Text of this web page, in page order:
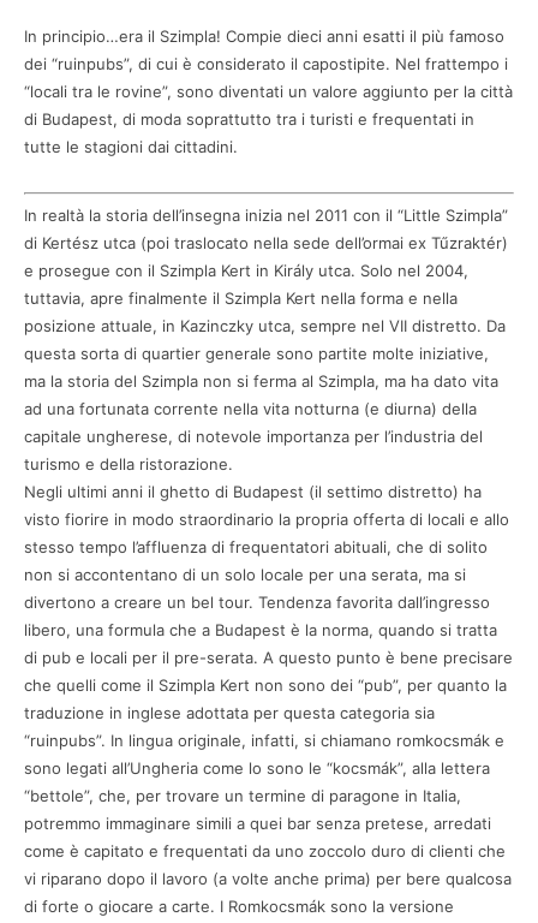
In principio…era il Szimpla! Compie dieci anni esatti il più famoso
dei “ruinpubs”, di cui è considerato il capostipite. Nel frattempo i
“locali tra le rovine”, sono diventati un valore aggiunto per la città
di Budapest, di moda soprattutto tra i turisti e frequentati in
tutte le stagioni dai cittadini.
In realtà la storia dell’insegna inizia nel 2011 con il “Little Szimpla”
di Kertész utca (poi traslocato nella sede dell’ormai ex Tűzraktér)
e prosegue con il Szimpla Kert in Király utca. Solo nel 2004,
tuttavia, apre finalmente il Szimpla Kert nella forma e nella
posizione attuale, in Kazinczky utca, sempre nel VII distretto. Da
questa sorta di quartier generale sono partite molte iniziative,
ma la storia del Szimpla non si ferma al Szimpla, ma ha dato vita
ad una fortunata corrente nella vita notturna (e diurna) della
capitale ungherese, di notevole importanza per l’industria del
turismo e della ristorazione.
Negli ultimi anni il ghetto di Budapest (il settimo distretto) ha
visto fiorire in modo straordinario la propria offerta di locali e allo
stesso tempo l’affluenza di frequentatori abituali, che di solito
non si accontentano di un solo locale per una serata, ma si
divertono a creare un bel tour. Tendenza favorita dall’ingresso
libero, una formula che a Budapest è la norma, quando si tratta
di pub e locali per il pre-serata. A questo punto è bene precisare
che quelli come il Szimpla Kert non sono dei “pub”, per quanto la
traduzione in inglese adottata per questa categoria sia
“ruinpubs”. In lingua originale, infatti, si chiamano romkocsmák e
sono legati all’Ungheria come lo sono le “kocsmák”, alla lettera
“bettole”, che, per trovare un termine di paragone in Italia,
potremmo immaginare simili a quei bar senza pretese, arredati
come è capitato e frequentati da uno zoccolo duro di clienti che
vi riparano dopo il lavoro (a volte anche prima) per bere qualcosa
di forte o giocare a carte. I Romkocsmák sono la versione